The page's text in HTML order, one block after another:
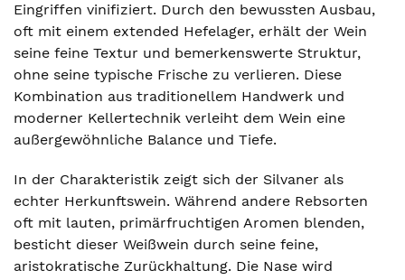
Eingriffen vinifiziert. Durch den bewussten Ausbau,
oft mit einem extended Hefelager, erhält der Wein
seine feine Textur und bemerkenswerte Struktur,
ohne seine typische Frische zu verlieren. Diese
Kombination aus traditionellem Handwerk und
moderner Kellertechnik verleiht dem Wein eine
außergewöhnliche Balance und Tiefe.
In der Charakteristik zeigt sich der Silvaner als
echter Herkunftswein. Während andere Rebsorten
oft mit lauten, primärfruchtigen Aromen blenden,
besticht dieser Weißwein durch seine feine,
aristokratische Zurückhaltung. Die Nase wird